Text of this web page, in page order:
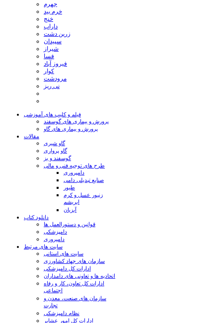
جهرم
خرم بید
خنج
داراب
زرین دشت
سپیدان
شیراز
فسا
فیروز آباد
کوار
مرودشت
نی ریز
فیلم و کلیپ های آموزشی
پرورش و بیماری های گوسفند
پرورش و بیماری های گاو
مقالات
گاو شیری
گاو پرواری
گوسفند و بز
طرح های توجیه فنی و مالی
دامپروری
صنایع تبدیلی دامی
طیور
زنبور عسل و کرم
ابریشم
آبزیان
دانلود کتاب
قوانین و دستورالعمل ها
دامپزشکی
دامپروری
سایت های مرتبط
سایت های استانی
سازمان های جهاد کشاورزی
ادارات کل دامپزشکی
اتحادیه ها و تعاونی های دامداران
ادارات کل تعاون، کار و رفاه
اجتماعی
سازمان های صنعت، معدن و
تجارت
نظام دامپزشکی
ادارات کل امور عشایر